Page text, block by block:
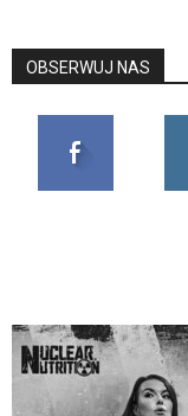
OBSERWUJ NAS